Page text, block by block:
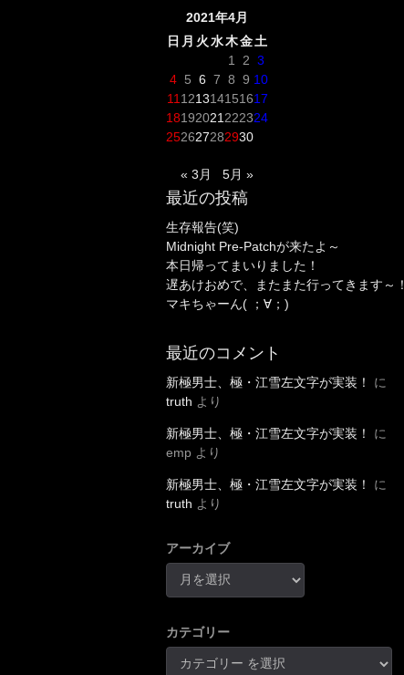
2021年4月
日 月 火水木金土
1
2 3
4 5 6 7 8 9 10
11 121314151617
18192021 222324
252627282930
« 3月 5月 »
最近の投稿
生存報告(笑)
Midnight Pre-Patchが来たよ～
本日帰ってまいりました！
遅あけおめで、またまた行ってきます～！
マキちゃーん( ；∀；)
最近のコメント
新極男士、極・江雪左文字が実装！
に
truth より
新極男士、極・江雪左文字が実装！
に
emp より
新極男士、極・江雪左文字が実装！
に
truth より
アーカイブ
カテゴリー